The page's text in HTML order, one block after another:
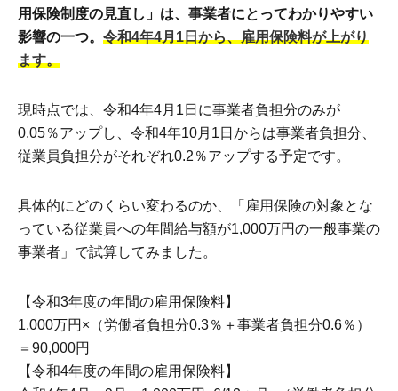
用保険制度の見直し」は、事業者にとってわかりやすい
影響の一つ。 令和4年4月1日から、雇用保険料が上がり
ます。
現時点では、令和4年4月1日に事業者負担分のみが
0.05％アップし、令和4年10月1日からは事業者負担分、
従業員負担分がそれぞれ0.2％アップする予定です。
具体的にどのくらい変わるのか、「雇用保険の対象とな
っている従業員への年間給与額が1,000万円の一般事業の
事業者」で試算してみました。
【令和3年度の年間の雇用保険料】
1,000万円×（労働者負担分0.3％＋事業者負担分0.6％）
＝90,000円
【令和4年度の年間の雇用保険料】